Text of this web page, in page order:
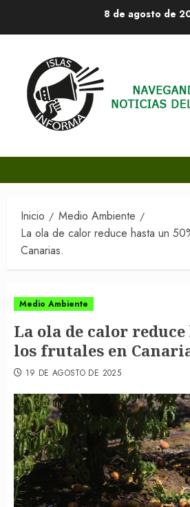
8 de agosto de
Inicio
Medio Ambiente
La ola de calor reduce hasta un
Canarias.
Medio Ambiente
La ola de calor reduce
los frutales en
19 DE AGOSTO DE 2025